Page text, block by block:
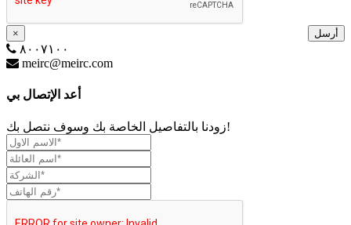
أرسل ×
٨٠٠٧١٠٠
meirc@meirc.com
أعد الإتصال بي
زودنا بالتفاصيل الخاصة بك وسوف نتصل بك!